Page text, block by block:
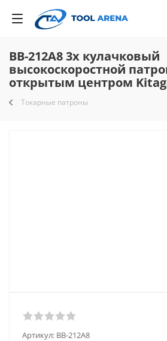
BB-212A8 3х кулачковый
высокоскоростной
открытым центром
Токарные патроны
Артикул: BB-212A8